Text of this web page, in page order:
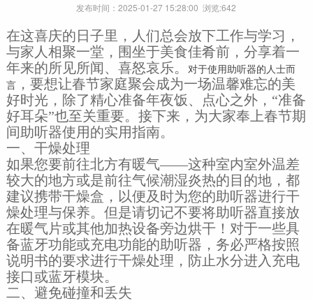
发布时间：2025-01-27 15:28:00 浏览:642
在这喜庆的日子里，人们总会放下工作与学习，
与家人相聚一堂，围坐于美食佳肴前，分享着一
年来的所见所闻、喜怒哀乐。
对于使用助听器的人士而
言，要想让春节家庭聚会成为一场温馨难忘的美
好时光，除了精心准备年夜饭、点心之外，“准备
好耳朵”也至关重要。接下来，为大家奉上春节期
间助听器使用的实用指南。
一、干燥处理
如果您要前往北方有暖气——这种室内室外温差
较大的地方或是前往气候潮湿炎热的目的地，都
建议携带干燥盒，以便及时为您的助听器进行干
燥处理与保养。但是请切记不要将助听器直接放
在暖气片或其他加热设备旁边烘干！对于一些具
备蓝牙功能或充电功能的助听器，务必严格按照
说明书的要求进行干燥处理，防止水分进入充电
接口或蓝牙模块。
二、避免碰撞和丢失